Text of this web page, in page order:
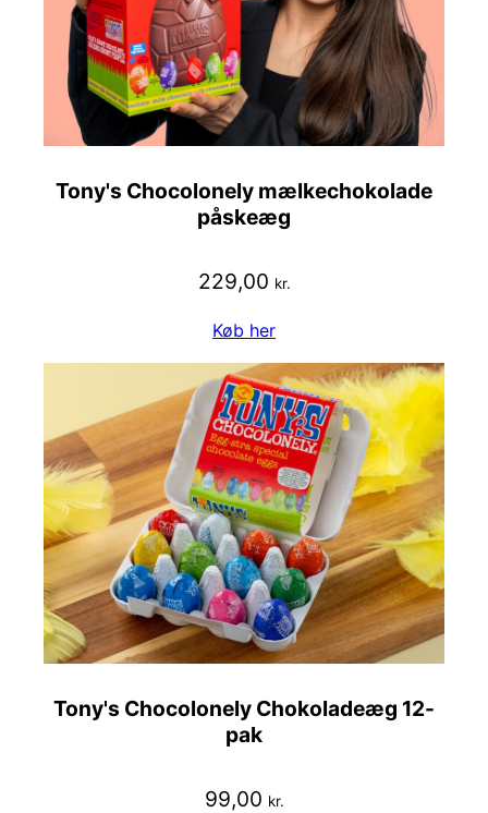
Tony's Chocolonely mælkechokolade
påskeæg
229,00 kr.
Køb her
Tony's Chocolonely Chokoladeæg 12-
pak
99,00 kr.